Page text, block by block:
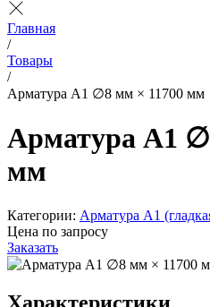
Главная
/
Товары
/
Арматура А1 ∅8 мм × 11700 мм
Арматура А1
мм
Категории: Арматура А1
Цена по запросу
Заказать
Характеристики